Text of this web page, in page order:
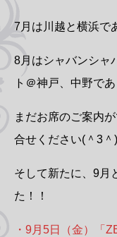
7月は川越と横浜で
8月はシャバンシャ
ト＠神戸、中野で
まだお席のご案内
合せください(＾3
そして新たに、9月
た！！
・9月5日（金）「